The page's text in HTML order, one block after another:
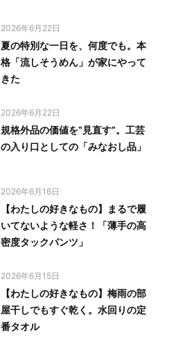
2026年6月22日
夏の特別な一日を、何度でも。本
格「流しそうめん」が家にやって
きた
2026年6月22日
規格外品の価値を‟見直す”。工芸
の入り口としての「みなおし品」
2026年6月16日
【わたしの好きなもの】まるで履
いてないような軽さ！「薄手の高
密度タックパンツ」
2026年6月15日
【わたしの好きなもの】梅雨の部
屋干しでもすぐ乾く。水回りの定
番タオル